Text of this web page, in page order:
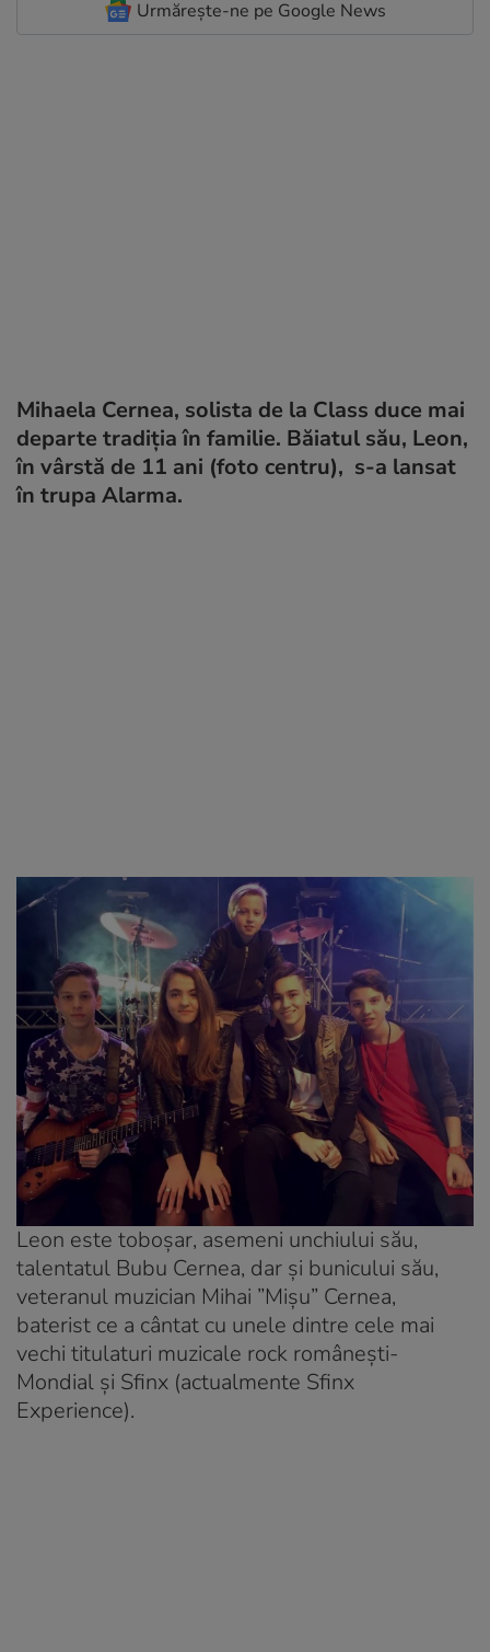
Urmărește-ne pe Google News
Mihaela Cernea, solista de la Class duce mai
departe tradiția în familie. Băiatul său, Leon,
în vârstă de 11 ani (foto centru), s-a lansat
în trupa Alarma.
Leon este toboșar, asemeni unchiului său,
talentatul Bubu Cernea, dar și bunicului său,
veteranul muzician Mihai ”Mișu” Cernea,
baterist ce a cântat cu unele dintre cele mai
vechi titulaturi muzicale rock românești-
Mondial și Sfinx (actualmente Sfinx
Experience).